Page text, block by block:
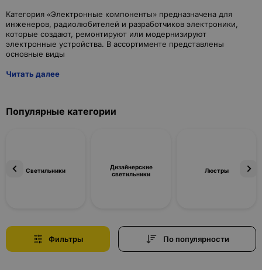
Категория «Электронные компоненты» предназначена для
инженеров, радиолюбителей и разработчиков электроники,
которые создают, ремонтируют или модернизируют
электронные устройства. В ассортименте представлены
Читать далее
Популярные категории
Светильники
Дизайнерские
светильники
Люстры
Фильтры По популярности